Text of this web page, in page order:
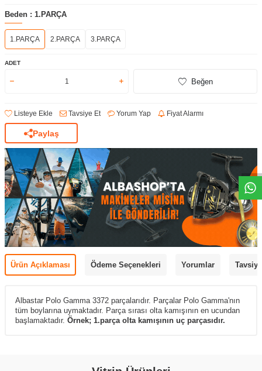
Beden : 1.PARÇA
1.PARÇA 2.PARÇA 3.PARÇA
ADET
Beğen
Listeye Ekle Tavsiye Et Yorum Yap Fiyat Alarmı
Paylaş
Ürün Açıklaması Ödeme Seçenekleri Yorumlar
Albastar Polo Gamma 3372 parçalarıdır. Parçalar Polo Gamma'nın
tüm boylarına uymaktadır. Parça sırası olta kamışının en ucundan
başlamaktadır. Örnek; 1.parça olta kamışının uç parçasıdır.